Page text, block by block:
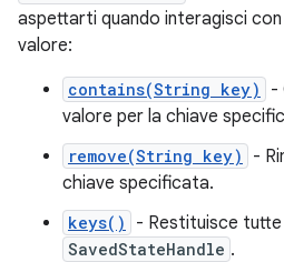
aspettarti quando interagisci
valore:
contains(String key)
-
valore per la chiave
remove(String key)
-
chiave specificata.
keys() - Restituisce
SavedStateHandle .